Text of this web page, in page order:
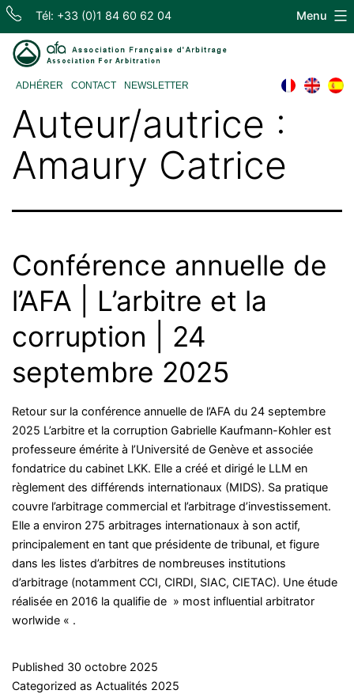
Skip
content
Tél: +33 (0)1 84 60 62 04
d'Arbitrage
ADHÉRER CONTACT NEWSLETTER
Menu
Auteur/autrice :
Amaury Catrice
Conférence annuelle de
l’AFA | L’arbitre et la
corruption | 24
septembre 2025
Retour sur la conférence annuelle de l’AFA du 24 septembre
2025 L’arbitre et la corruption Gabrielle Kaufmann-Kohler est
professeure émérite à l’Université de Genève et associée
fondatrice du cabinet LKK. Elle a créé et dirigé le LLM en
règlement des différends internationaux (MIDS). Sa pratique
couvre l’arbitrage commercial et l’arbitrage d’investissement.
Elle a environ 275 arbitrages internationaux à son actif,
principalement en tant que présidente de tribunal, et figure
dans les listes d’arbitres de nombreuses institutions
d’arbitrage (notamment CCI, CIRDI, SIAC, CIETAC). Une étude
réalisée en 2016 la qualifie de » most influential arbitrator
worlwide « .
Published 30 octobre 2025
Categorized as Actualités 2025